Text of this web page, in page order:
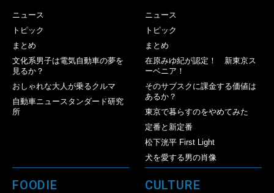
ニュース
トピック
まとめ
文化系男子は電気自動車の夢を
見るか？
おしゃれな大人が乗るクルマ
自動車ニュースタンダード研究
所
ニュース
トピック
まとめ
在原みゆ紀が認定！ 新東京ス
ーベニア！
そのサブスクに課金する価値は
あるか？
東京で暮らすのをやめてみた
定番と新定番
松下洸平 First Light
犬を愛する男の肖像
FOODIE CULTURE